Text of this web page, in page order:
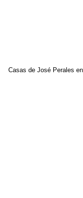
Casas de José Perales